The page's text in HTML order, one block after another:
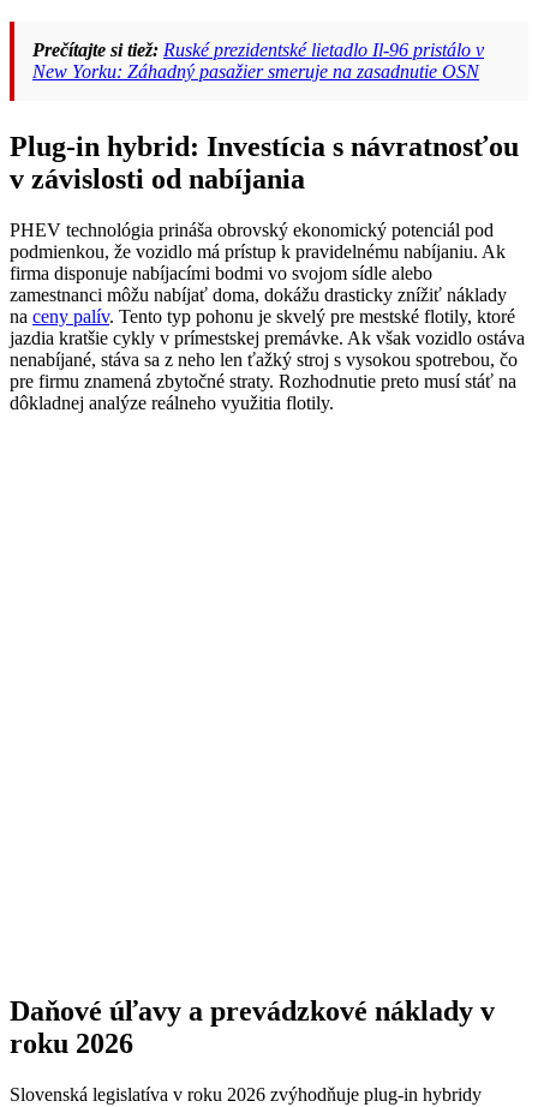
Prečítajte si tiež: Ruské prezidentské lietadlo Il-96 pristálo v
New Yorku: Záhadný pasažier smeruje na zasadnutie OSN
Plug-in hybrid: Investícia s návratnosťou
v závislosti od nabíjania
PHEV technológia prináša obrovský ekonomický potenciál pod
podmienkou, že vozidlo má prístup k pravidelnému nabíjaniu. Ak
firma disponuje nabíjacími bodmi vo svojom sídle alebo
zamestnanci môžu nabíjať doma, dokážu drasticky znížiť náklady
na ceny palív. Tento typ pohonu je skvelý pre mestské flotily, ktoré
jazdia kratšie cykly v prímestskej premávke. Ak však vozidlo ostáva
nenabíjané, stáva sa z neho len ťažký stroj s vysokou spotrebou, čo
pre firmu znamená zbytočné straty. Rozhodnutie preto musí stáť na
dôkladnej analýze reálneho využitia flotily.
Daňové úľavy a prevádzkové náklady v
roku 2026
Slovenská legislatíva v roku 2026 zvýhodňuje plug-in hybridy